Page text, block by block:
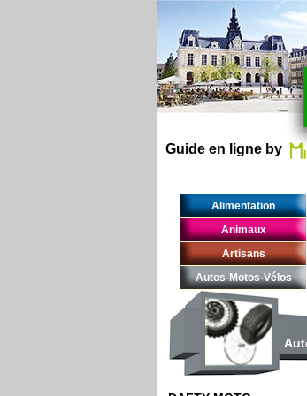
Guide en ligne by
Alimentation
Animaux
Artisans
Autos-Motos-Vélos